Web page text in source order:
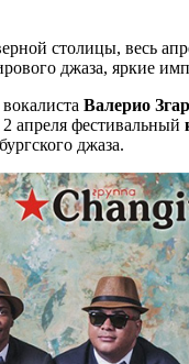
столицы, весь
джаза, яркие
Валерио
апреля фестивальный
джаза.